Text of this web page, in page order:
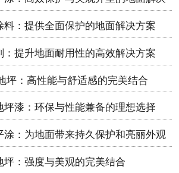
料：提供全面保护的地面解决方案
：提升地面耐用性的高效解决方案
坪：高性能与舒适感的完美结合
坪漆：环保与性能兼备的理想选择
涂：为地面带来持久保护和亮丽外观
坪：强度与美观的完美结合